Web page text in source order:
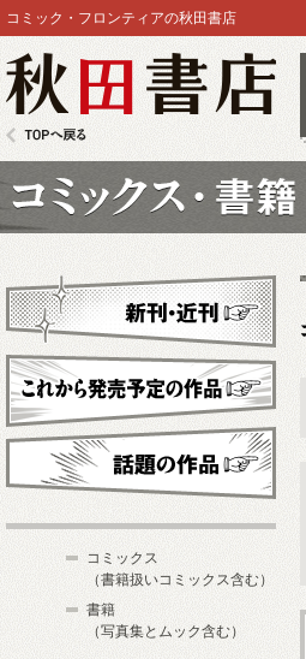
コミック・フロンティアの秋田書店
新刊・近刊
これから発売予定
コミックス
（書籍扱いコミックス含む）
書籍
（写真集とムック含む）